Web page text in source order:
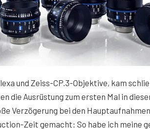
und Zeiss-CP.3-Objektive, kam
die Ausrüstung zum ersten Mal in
Verzögerung bei den
Zeit gemacht: So habe ich meine